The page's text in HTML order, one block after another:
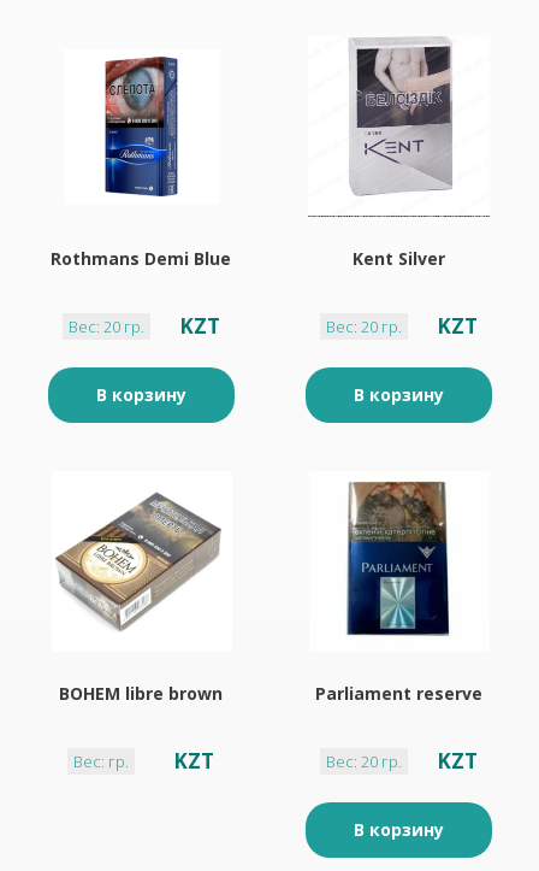
Rothmans Demi Blue
Вес: 20 гр. KZT
В корзину
Kent Silver
Вес: 20 гр. KZT
В корзину
BOHEM libre brown
Вес: гр. KZT
Parliament reserve
Вес: 20 гр. KZT
В корзину